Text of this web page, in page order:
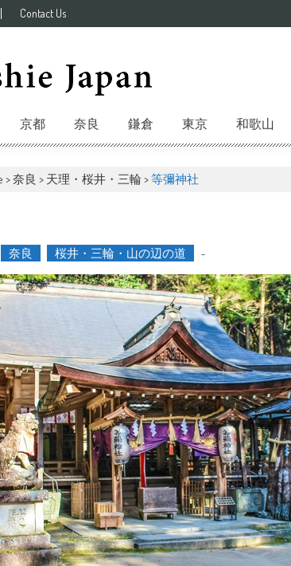
Contact Us
京都 奈良 鎌倉 東京 和歌山
>奈良 > 天理・桜井・三輪>等彌神社
奈良 桜井・三輪・山の辺の道 -